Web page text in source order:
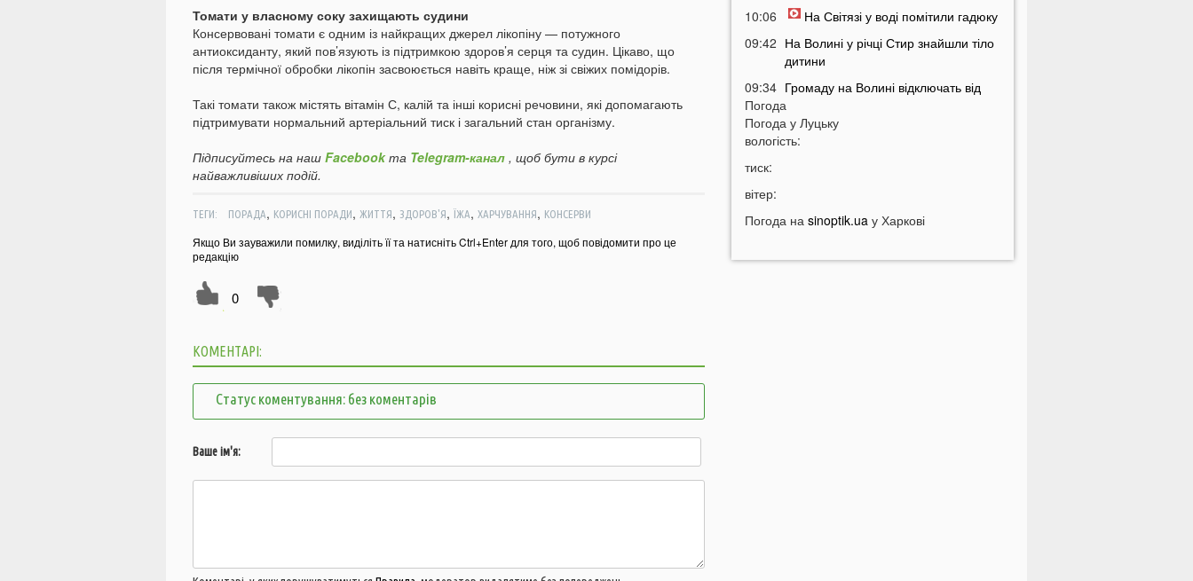
Томати у власному соку захищають судини
Консервовані томати є одним із найкращих джерел лікопіну — потужного
антиоксиданту, який пов’язують із підтримкою здоров’я серця та судин. Цікаво, що
після термічної обробки лікопін засвоюється навіть краще, ніж зі свіжих помідорів.
Такі томати також містять вітамін С, калій та інші корисні речовини, які допомагають
підтримувати нормальний артеріальний тиск і загальний стан організму.
Підписуйтесь на наш Facebookта Telegram-канал , щоб бути в курсі
найважливіших подій.
ТЕГИ: ПОРАДА, КОРИСНІ ПОРАДИ, ЖИТТЯ, ЗДОРОВ'Я, ЇЖА, ХАРЧУВАННЯ, КОНСЕРВИ
Якщо Ви зауважили помилку, виділіть її та натисніть Ctrl+Enter для того, щоб повідомити про це
редакцію
0
КОМЕНТАРІ:
Статус коментування: без коментарів
Ваше ім'я:
10:06
На Світязі у воді помітили гадюку
09:42 На Волині у річці Стир знайшли тіло
дитини
09:34 Громаду на Волині відключать від
світла: відомі дати
09:20 Українців попереджають про
аномалію 6 серпня
09:05
Погода
Погода у Луцьку
вологість:
тиск:
вітер:
Погода на sinoptik.uaу Харкові